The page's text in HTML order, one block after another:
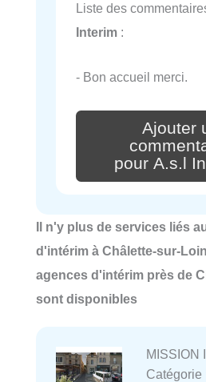
Liste des
Interim :
- Bon accueil merci.
Ajouter
pour A.s.l
Il n'y plus de services liés
d'intérim à Châlette-sur-
agences d'intérim près de
sont disponibles
MISSION
Catégorie